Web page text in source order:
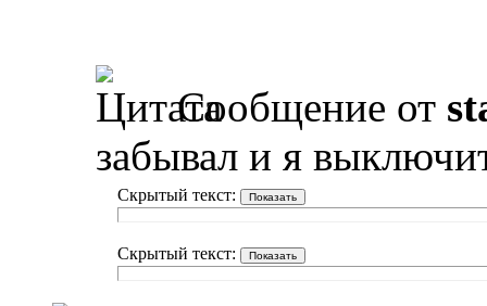
Сообщение от
забывал и я
Скрытый текст:
Скрытый текст: